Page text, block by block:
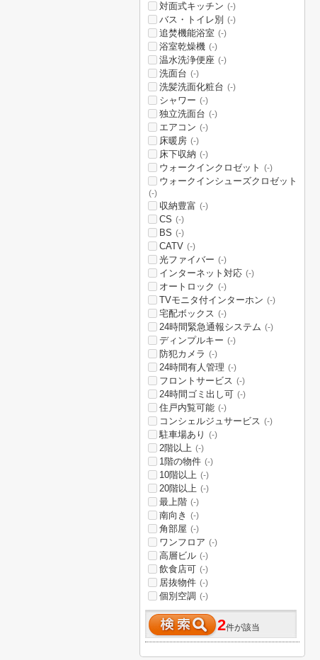
対面式キッチン (-)
バス・トイレ別 (-)
追焚機能浴室 (-)
浴室乾燥機 (-)
温水洗浄便座 (-)
洗面台 (-)
洗髪洗面化粧台 (-)
シャワー (-)
独立洗面台 (-)
エアコン (-)
床暖房 (-)
床下収納 (-)
ウォークインクロゼット (-)
ウォークインシューズクロゼット
(-)
収納豊富 (-)
CS (-)
BS (-)
CATV (-)
光ファイバー (-)
インターネット対応 (-)
オートロック (-)
TVモニタ付インターホン (-)
宅配ボックス (-)
24時間緊急通報システム (-)
ディンプルキー (-)
防犯カメラ (-)
24時間有人管理 (-)
フロントサービス (-)
24時間ゴミ出し可 (-)
住戸内覧可能 (-)
コンシェルジュサービス (-)
駐車場あり (-)
2階以上 (-)
1階の物件 (-)
10階以上 (-)
20階以上 (-)
最上階 (-)
南向き (-)
角部屋 (-)
ワンフロア (-)
高層ビル (-)
飲食店可 (-)
居抜物件 (-)
個別空調 (-)
2件が該当